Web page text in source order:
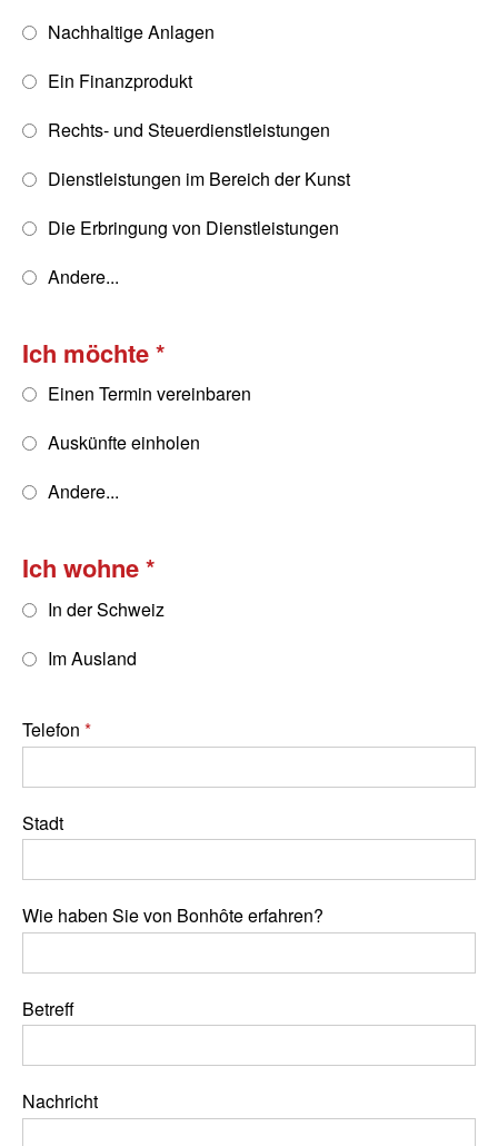
Nachhaltige Anlagen
Ein Finanzprodukt
Rechts- und Steuerdienstleistungen
Dienstleistungen im Bereich der Kunst
Die Erbringung von Dienstleistungen
Andere...
Ich möchte
Einen Termin vereinbaren
Auskünfte einholen
Andere...
Ich wohne
In der Schweiz
Im Ausland
Telefon
Stadt
Wie haben Sie von Bonhôte erfahren?
Betreff
Nachricht